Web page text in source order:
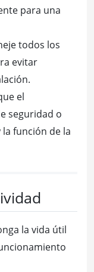
para una
todos los
evitar
el
seguridad o
función de la
la vida útil